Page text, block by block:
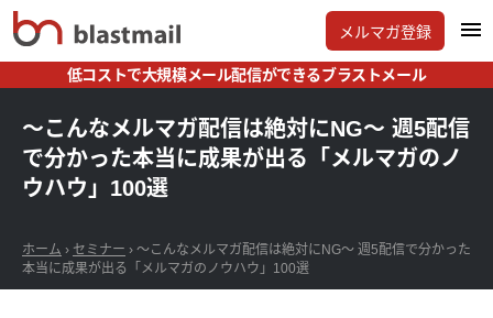
メルマガ登録
低コストで大規模メール配信ができるブラストメール
～こんなメルマガ配信は絶対にNG～ 週5配信
で分かった本当に成果が出る「メルマガのノ
ウハウ」100選
ホーム › セミナー › ～こんなメルマガ配信は絶対にNG～ 週5配信で分かった
本当に成果が出る「メルマガのノウハウ」100選